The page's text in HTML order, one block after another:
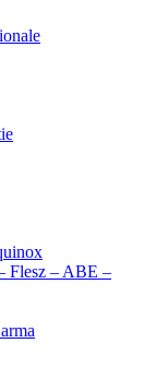
Flesz – ABE –